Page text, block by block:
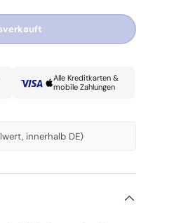
Alle Kreditkarten &
mobile Zahlungen
innerhalb DE)